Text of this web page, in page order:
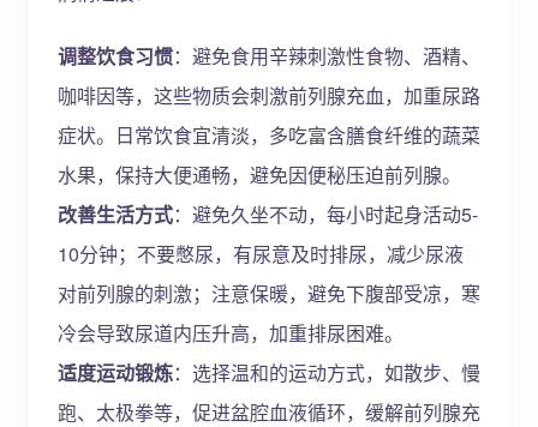
调整饮食习惯：避免食用辛辣刺激性食物、酒精、
咖啡因等，这些物质会刺激前列腺充血，加重尿路
症状。日常饮食宜清淡，多吃富含膳食纤维的蔬菜
水果，保持大便通畅，避免因便秘压迫前列腺。
改善生活方式：避免久坐不动，每小时起身活动5-
10分钟；不要憋尿，有尿意及时排尿，减少尿液
对前列腺的刺激；注意保暖，避免下腹部受凉，寒
冷会导致尿道内压升高，加重排尿困难。
适度运动锻炼：选择温和的运动方式，如散步、慢
跑、太极拳等，促进盆腔血液循环，缓解前列腺充